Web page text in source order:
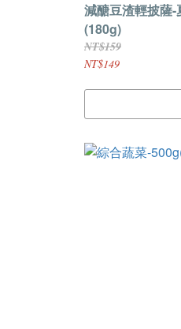
減醣豆渣輕披薩
(180g)
NT$159
NT$149